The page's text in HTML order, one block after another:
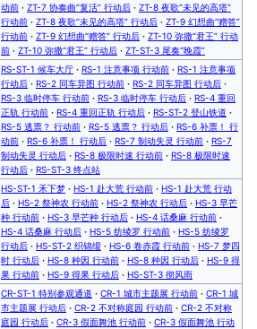
动前 · ZT-7 协奏曲“复活” 行动后 · ZT-8 夜歌“未见的高塔”
行动前 · ZT-8 夜歌“未见的高塔” 行动后 · ZT-9 幻想曲“赠答”
行动前 · ZT-9 幻想曲“赠答” 行动后 · ZT-10 弥撒“君王” 行动
前 · ZT-10 弥撒“君王” 行动后 · ZT-ST-3 尾奏“晚霞”
RS-ST-1 候车大厅 · RS-1 注意事项 行动前 · RS-1 注意事项
行动后 · RS-2 同车异图 行动前 · RS-2 同车异图 行动后 ·
RS-3 临时停车 行动前 · RS-3 临时停车 行动后 · RS-4 重回
正轨 行动前 · RS-4 重回正轨 行动后 · RS-ST-2 登山铁道 ·
RS-5 逃票？ 行动前 · RS-5 逃票？ 行动后 · RS-6 补票！ 行
动前 · RS-6 补票！ 行动后 · RS-7 制动失灵 行动前 · RS-7
制动失灵 行动后 · RS-8 极限时速 行动前 · RS-8 极限时速
行动后 · RS-ST-3 终点站
HS-ST-1 禾下梦 · HS-1 赴大荒 行动前 · HS-1 赴大荒 行动
后 · HS-2 祭神农 行动前 · HS-2 祭神农 行动后 · HS-3 早芒
种 行动前 · HS-3 早芒种 行动后 · HS-4 话桑麻 行动前 ·
HS-4 话桑麻 行动后 · HS-5 纺绫罗 行动前 · HS-5 纺绫罗
行动后 · HS-ST-2 织锦缎 · HS-6 卷赤霞 行动前 · HS-7 梦四
时 行动后 · HS-8 种因 行动前 · HS-8 种因 行动后 · HS-9 得
果 行动前 · HS-9 得果 行动后 · HS-ST-3 彻风雨
CR-ST-1 特别参观通道 · CR-1 城市主题展 行动前 · CR-1 城
市主题展 行动后 · CR-2 不对称庭园 行动前 · CR-2 不对称
庭园 行动后 · CR-3 假面舞池 行动前 · CR-3 假面舞池 行动